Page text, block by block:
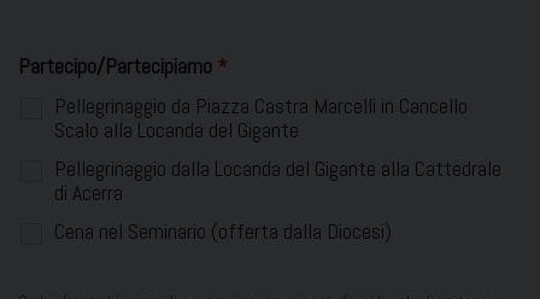
Partecipo/Partecipiamo *
Pellegrinaggio da Piazza Castra Marcelli in Cancello
Scalo alla Locanda del Gigante
Pellegrinaggio dalla Locanda del Gigante alla Cattedrale
di Acerra
Cena nel Seminario (offerta dalla Diocesi)